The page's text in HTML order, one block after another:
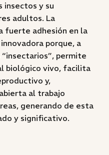
insectos y su
adultos. La
fuerte adhesión en la
porque, a
permite
biológico vivo, facilita
y,
al trabajo
generando de esta
y significativo.